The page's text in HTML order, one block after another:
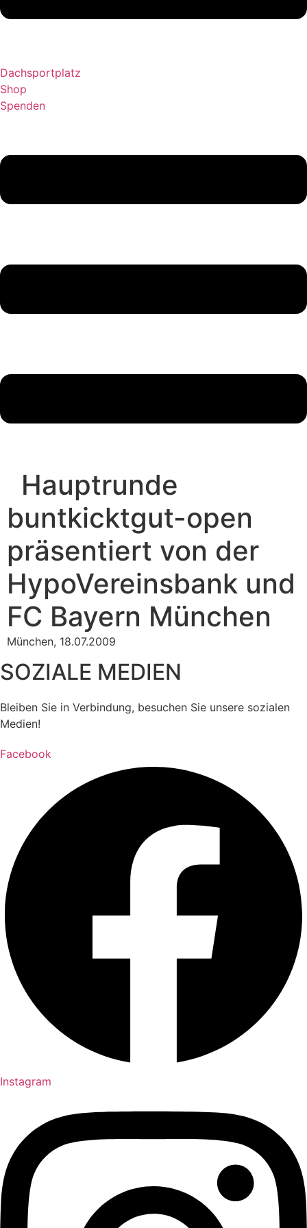
Dachsportplatz
Shop
Spenden
Hauptrunde
buntkicktgut-open
präsentiert von der
HypoVereinsbank und
FC Bayern München
München, 18.07.2009
SOZIALE MEDIEN
Bleiben Sie in Verbindung, besuchen Sie unsere sozialen
Medien!
Facebook
Instagram